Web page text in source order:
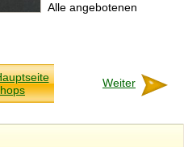
Alle angebotenen
Weiter